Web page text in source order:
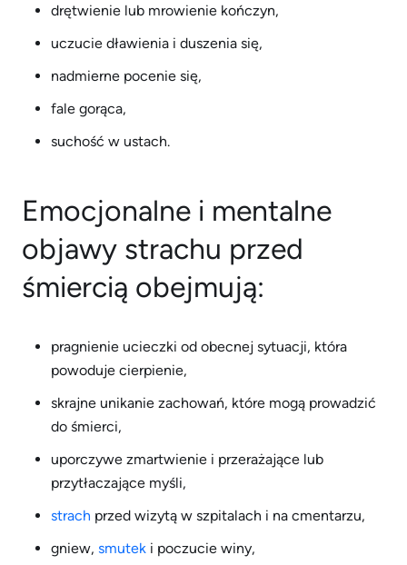
drętwienie lub mrowienie kończyn,
uczucie dławienia i duszenia się,
nadmierne pocenie się,
fale gorąca,
suchość w ustach.
Emocjonalne i mentalne
objawy strachu przed
śmiercią obejmują:
pragnienie ucieczki od obecnej sytuacji, która
powoduje cierpienie,
skrajne unikanie zachowań, które mogą prowadzić
do śmierci,
uporczywe zmartwienie i przerażające lub
przytłaczające myśli,
strach przed wizytą w szpitalach i na cmentarzu,
gniew, smutek i poczucie winy,